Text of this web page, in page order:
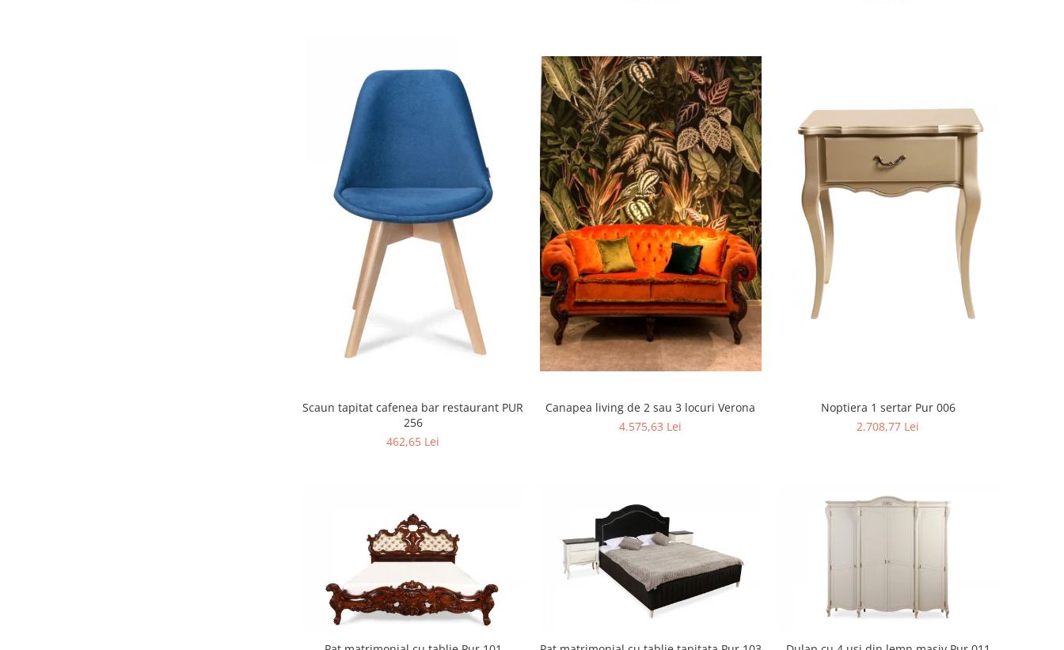
Scaun tapitat cafenea bar restaurant PUR
256
462,65 Lei
Canapea living de 2 sau 3 locuri Verona
4.575,63 Lei
Noptiera 1 sertar Pur 006
2.708,77 Lei